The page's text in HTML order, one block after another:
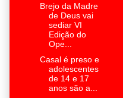
Brejo da Madre
de Deus vai
sediar VI
Edição do
Ope...
Casal é preso e
adolescentes
de 14 e 17
anos são a...